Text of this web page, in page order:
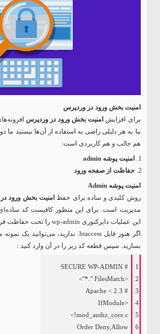
امنیت بخش ورود در وردپرس
برای افزایش امنیت بخش ورود در وردپرس
بنا به هر دلیلی راضی به استفاده از آن‌ها نیستید ما
هم جالب و هم کاربردی است:
امنیت پوشه admin
حفاظت از صفحه ورود
امنیت پوشه Admin
روش کلیدی و ساده برای حفظ امنیت بخش ورود
این عملیات دایرکتوری wp-admin را تحت حفاظت قرار می‌دهد.
بسازید. سپس قطعه کد زیر را در آن وارد کنید :
1
2
3
4
5
6
# SECURE WP-ADMIN
<FilesMatch
".*"
>
# Apache < 2.3
<IfModule
!mod_authz_core.c>
Order Deny,Allow